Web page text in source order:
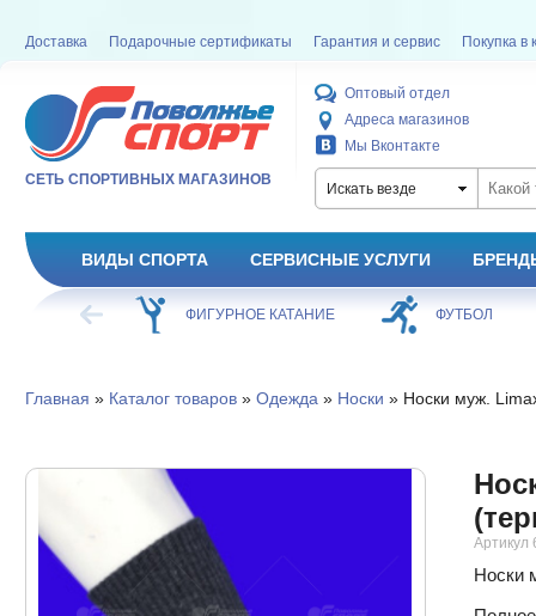
Доставка Подарочные сертификаты Гарантия и сервис Покупка в
СЕТЬ СПОРТИВНЫХ МАГАЗИНОВ
Оптовый отдел
Адреса магазинов
Мы Вконтакте
Искать везде
ВИДЫ СПОРТА СЕРВИСНЫЕ УСЛУГИ
ХОККЕЙ ФИГУРНОЕ КАТАНИЕ ФУТБОЛ
Главная » Каталог товаров» Одежда » Носки » Носки муж.
Артикул
Носки